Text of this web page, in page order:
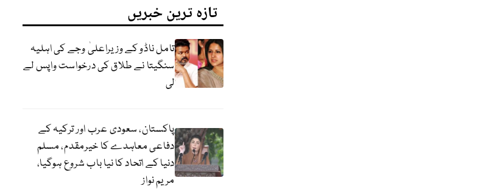
تازہ ترین خبریں
تامل ناڈو کے وزیراعلیٰ وجے کی اہلیہ
سنگیتا نے طلاق کی درخواست واپس لے
لی
پاکستان، سعودی عرب اور ترکیہ کے
دفاعی معاہدے کا خیرمقدم، مسلم
دنیا کے اتحاد کا نیا باب شروع ہوگیا،
مریم نواز